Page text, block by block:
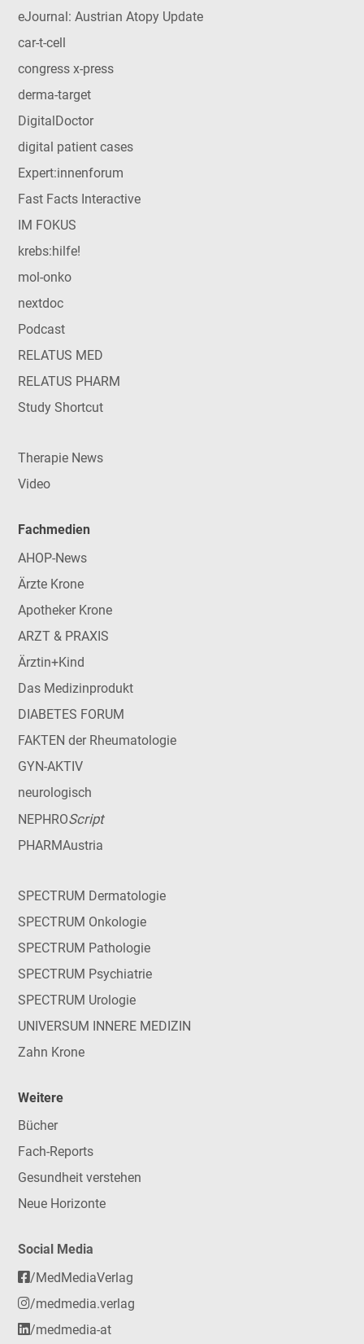
eJournal: Austrian Atopy Update
car-t-cell
congress x-press
derma-target
DigitalDoctor
digital patient cases
Expert:innenforum
Fast Facts Interactive
IM FOKUS
krebs:hilfe!
mol-onko
nextdoc
Podcast
RELATUS MED
RELATUS PHARM
Study Shortcut
Therapie News
Video
Fachmedien
AHOP-News
Ärzte Krone
Apotheker Krone
ARZT & PRAXIS
Ärztin+Kind
Das Medizinprodukt
DIABETES FORUM
FAKTEN der Rheumatologie
GYN-AKTIV
neurologisch
NEPHROScript
PHARMAustria
SPECTRUM Dermatologie
SPECTRUM Onkologie
SPECTRUM Pathologie
SPECTRUM Psychiatrie
SPECTRUM Urologie
UNIVERSUM INNERE MEDIZIN
Zahn Krone
Weitere
Bücher
Fach-Reports
Gesundheit verstehen
Neue Horizonte
Social Media
/MedMediaVerlag
/medmedia.verlag
/medmedia-at